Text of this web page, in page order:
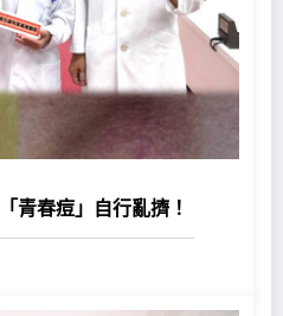
青春痘」自行亂擠！